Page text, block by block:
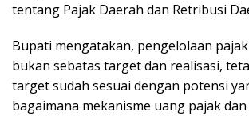
tentang Pajak Daerah dan Retribusi
Bupati mengatakan, pengelolaan
bukan sebatas target dan realisasi,
target sudah sesuai dengan potensi
bagaimana mekanisme uang pajak